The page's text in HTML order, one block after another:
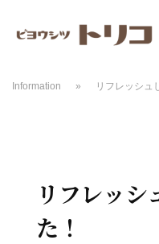
Information » リフレッシュ
リフレッシ
た！